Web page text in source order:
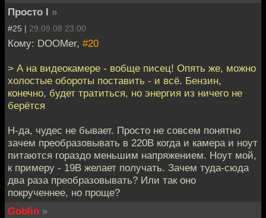
Просто I »
#25 | 29.09.08 23:00
Кому: DOOMer, #20
> А на видеокамере - вобще писец! Опять же, можно
холостые обороты поставить - и всё. Бензин,
конечно, будет тратиться, но энергия из ничего не
берётся
Н-да, чудес не бывает. Просто не совсем понятно
зачем преобразовывать в 220В когда и камера и ноут
питаются гораздо меньшим напряжением. Ноут мой,
к примеру - 19В желает получать. Зачем туда-сюда
два раза преобразовывать? Или так оно
покрученнее, но проще?
Goblin »